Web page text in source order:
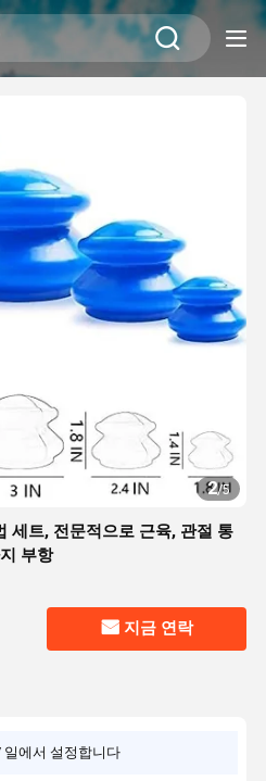
2/5
세트, 전문적으로 근육, 관절 통
부항
지금 연락
일에서 설정합니다